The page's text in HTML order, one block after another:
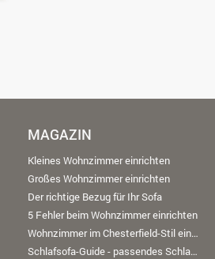
MAGAZIN
Kleines Wohnzimmer einrichten
Großes Wohnzimmer einrichten
Der richtige Bezug für Ihr Sofa
5 Fehler beim Wohnzimmer einrichten
Wohnzimmer im Chesterfield-Stil einrichten
Schlafsofa-Guide - passendes Schlafsofa finden